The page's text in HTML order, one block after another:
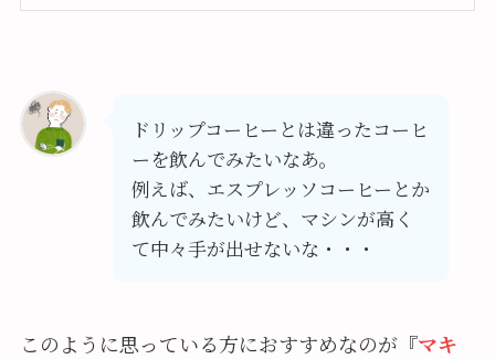
ドリップコーヒーとは違ったコーヒ
ーを飲んでみたいなあ。
例えば、エスプレッソコーヒーとか
飲んでみたいけど、マシンが高く
て中々手が出せないな・・・
このように思っている方におすすめなのが『マキ